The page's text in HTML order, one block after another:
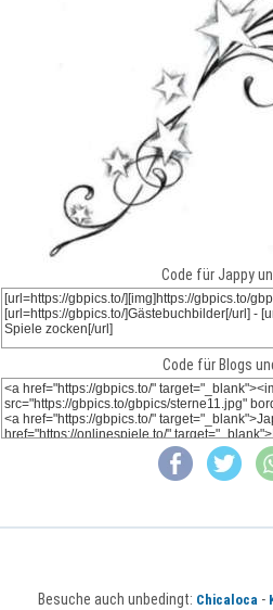
Code für Jappy
Code für Blogs
Besuche auch unbedingt: Chicaloca -